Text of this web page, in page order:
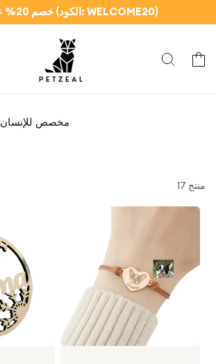
خصم 20% على الكل (الكود: WELCOME20)
سلة
مخصص للإنسان
17 منتج